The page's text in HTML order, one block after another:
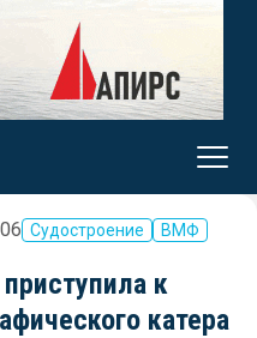
Судостроение ВМФ
к
катера